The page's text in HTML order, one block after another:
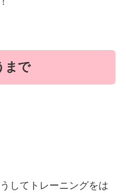
まで
してトレーニングをは